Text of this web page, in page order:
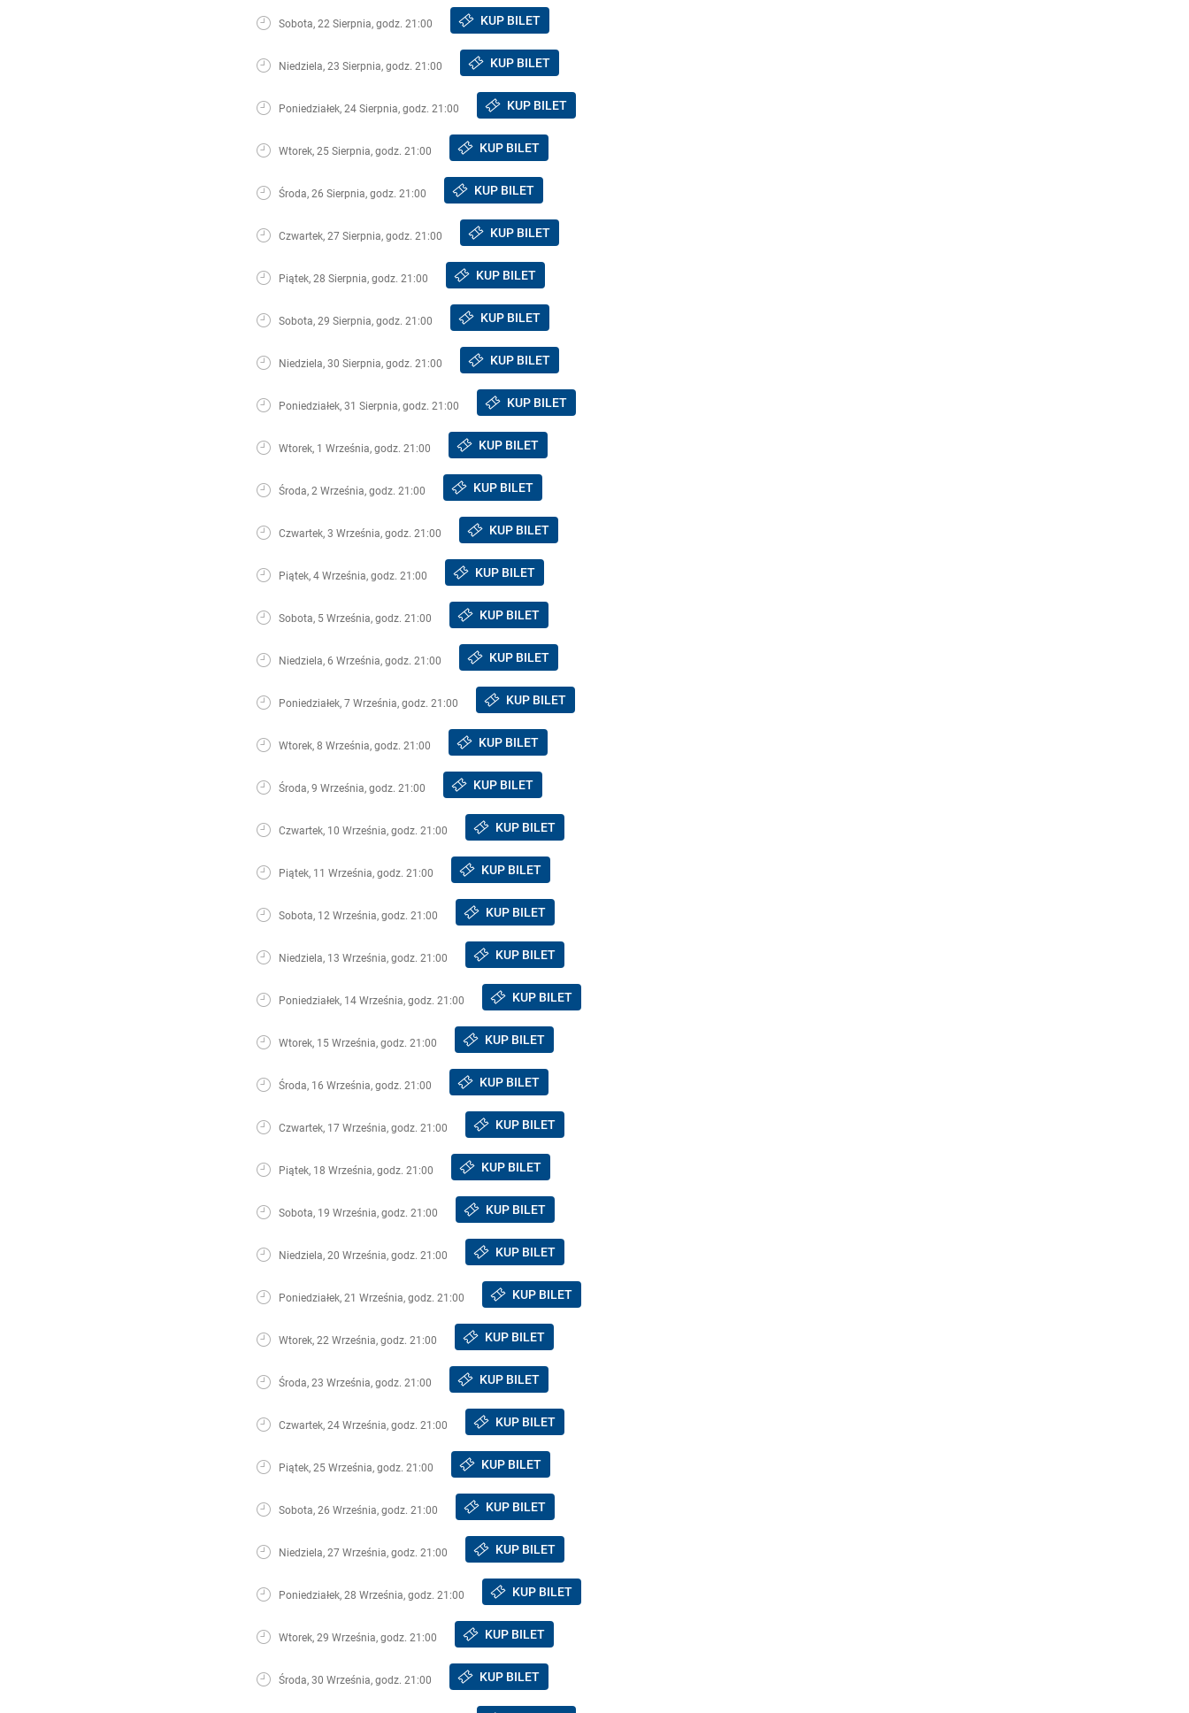
Sobota, 22 Sierpnia, godz. 21:00 KUP BILET
Niedziela, 23 Sierpnia, godz. 21:00 KUP BILET
Poniedziałek, 24 Sierpnia, godz. 21:00 KUP BILET
Wtorek, 25 Sierpnia, godz. 21:00 KUP BILET
Środa, 26 Sierpnia, godz. 21:00 KUP BILET
Czwartek, 27 Sierpnia, godz. 21:00 KUP BILET
Piątek, 28 Sierpnia, godz. 21:00 KUP BILET
Sobota, 29 Sierpnia, godz. 21:00 KUP BILET
Niedziela, 30 Sierpnia, godz. 21:00 KUP BILET
Poniedziałek, 31 Sierpnia, godz. 21:00 KUP BILET
Wtorek, 1 Września, godz. 21:00 KUP BILET
Środa, 2 Września, godz. 21:00 KUP BILET
Czwartek, 3 Września, godz. 21:00 KUP BILET
Piątek, 4 Września, godz. 21:00 KUP BILET
Sobota, 5 Września, godz. 21:00 KUP BILET
Niedziela, 6 Września, godz. 21:00 KUP BILET
Poniedziałek, 7 Września, godz. 21:00 KUP BILET
Wtorek, 8 Września, godz. 21:00 KUP BILET
Środa, 9 Września, godz. 21:00 KUP BILET
Czwartek, 10 Września, godz. 21:00 KUP BILET
Piątek, 11 Września, godz. 21:00 KUP BILET
Sobota, 12 Września, godz. 21:00 KUP BILET
Niedziela, 13 Września, godz. 21:00 KUP BILET
Poniedziałek, 14 Września, godz. 21:00 KUP BILET
Wtorek, 15 Września, godz. 21:00 KUP BILET
Środa, 16 Września, godz. 21:00 KUP BILET
Czwartek, 17 Września, godz. 21:00 KUP BILET
Piątek, 18 Września, godz. 21:00 KUP BILET
Sobota, 19 Września, godz. 21:00 KUP BILET
Niedziela, 20 Września, godz. 21:00 KUP BILET
Poniedziałek, 21 Września, godz. 21:00 KUP BILET
Wtorek, 22 Września, godz. 21:00 KUP BILET
Środa, 23 Września, godz. 21:00 KUP BILET
Czwartek, 24 Września, godz. 21:00 KUP BILET
Piątek, 25 Września, godz. 21:00 KUP BILET
Sobota, 26 Września, godz. 21:00 KUP BILET
Niedziela, 27 Września, godz. 21:00 KUP BILET
Poniedziałek, 28 Września, godz. 21:00 KUP BILET
Wtorek, 29 Września, godz. 21:00 KUP BILET
Środa, 30 Września, godz. 21:00 KUP BILET